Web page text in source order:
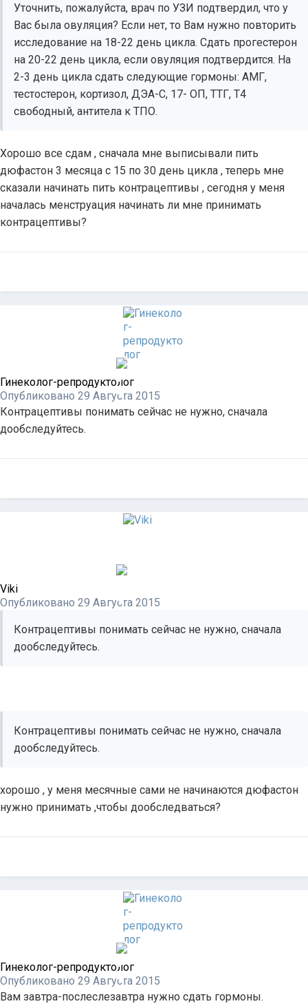
Уточнить, пожалуйста, врач по УЗИ подтвердил, что у
Вас была овуляция? Если нет, то Вам нужно повторить
исследование на 18-22 день цикла. Сдать прогестерон
на 20-22 день цикла, если овуляция подтвердится. На
2-3 день цикла сдать следующие гормоны: АМГ,
тестостерон, кортизол, ДЭА-С, 17- ОП, ТТГ, Т4
свободный, антитела к ТПО.
Хорошо все сдам , сначала мне выписывали пить
дюфастон 3 месяца с 15 по 30 день цикла , теперь мне
сказали начинать пить контрацептивы , сегодня у меня
началась менструация начинать ли мне принимать
контрацептивы?
Гинеколог-репродуктолог
Опубликовано 29 Августа 2015
Контрацептивы понимать сейчас не нужно, сначала
дообследуйтесь.
Viki
Опубликовано 29 Августа 2015
Контрацептивы понимать сейчас не нужно, сначала
дообследуйтесь.
Контрацептивы понимать сейчас не нужно, сначала
дообследуйтесь.
хорошо , у меня месячные сами не начинаются дюфастон
нужно принимать ,чтобы дообследваться?
Гинеколог-репродуктолог
Опубликовано 29 Августа 2015
Вам завтра-послеслезавтра нужно сдать гормоны.